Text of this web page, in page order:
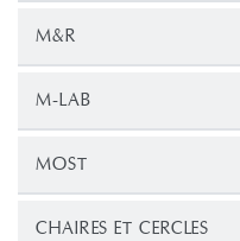
M&R
M-LAB
MOST
CHAIRES ET CERCLES